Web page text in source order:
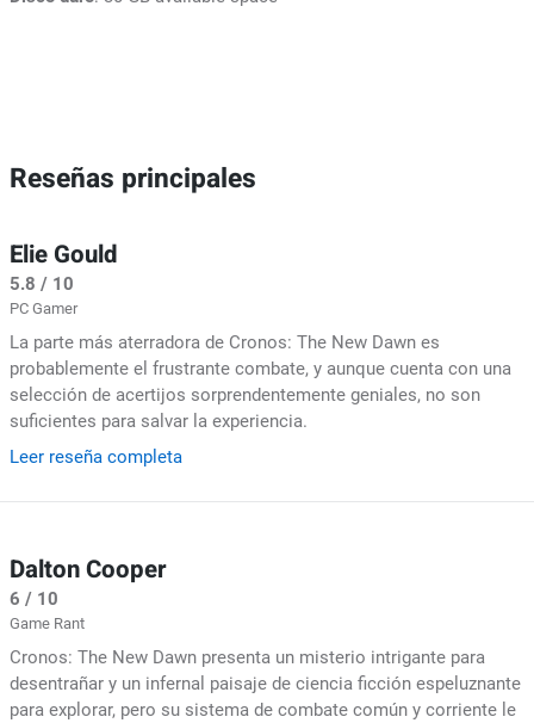
Reseñas principales
Elie Gould
5.8 / 10
PC Gamer
La parte más aterradora de Cronos: The New Dawn es
probablemente el frustrante combate, y aunque cuenta con una
selección de acertijos sorprendentemente geniales, no son
suficientes para salvar la experiencia.
Leer reseña completa
Dalton Cooper
6 / 10
Game Rant
Cronos: The New Dawn presenta un misterio intrigante para
desentrañar y un infernal paisaje de ciencia ficción espeluznante
para explorar, pero su sistema de combate común y corriente le